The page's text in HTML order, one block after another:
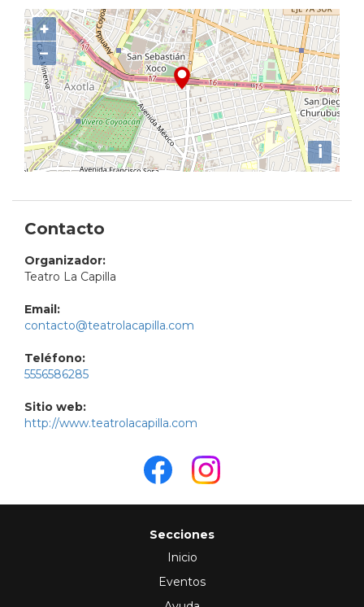
+
−
i
Contacto
Organizador:
Teatro La Capilla
Email:
contacto@teatrolacapilla.com
Teléfono:
5556586285
Sitio web:
http://www.teatrolacapilla.com
Secciones
Inicio
Eventos